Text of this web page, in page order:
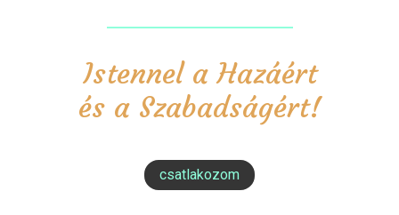
Istennel a Hazáért
és a Szabadságért!
csatlakozom